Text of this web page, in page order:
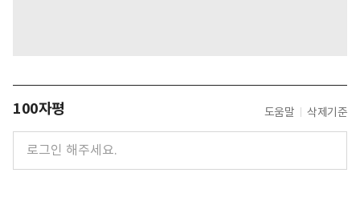
100자평 도움말 삭제기준